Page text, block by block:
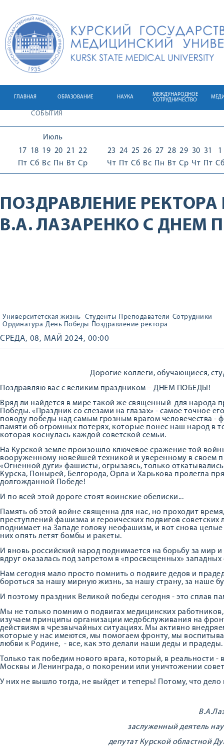
ГЛАВНАЯ ОБРАЗОВАНИЕ НАУКА
МЕЖДУНАРОДНОЕ
СОТРУДНИЧЕСТВО
СОБЫТИЯ
Июль
17
Пт
18
Сб
19
Вс
20
Пн
21
Вт
22
Ср
23
Чт
24
Пт
25
Сб
26
Вс
27
Пн
28
Вт
29
Ср
30
Чт
31
Пт
1
Сб
ПОЗДРАВЛЕНИЕ
В.А. ЛАЗАРЕНКО С ДНЕМ
Университетская жизнь Студенты Преподаватели Сотрудники
Ординатура День Победы Поздравление ректора
СРЕДА, 08, МАЙ 2024, 00:00
Дорогие коллеги, обучающиеся,
Поздравляю вас с великим праздником – ДНЕМ ПОБЕДЫ!
Вряд ли найдется в мире такой же священный для народа
Победы. «Праздник со слезами на глазах» - самое точное
поводу победы над самым грозным врагом человечества -
памяти об огромных потерях, которые понес наш народ в
которая коснулась каждой советской семьи.
На Курской земле произошло ключевое сражение той
вооруженному новейшей техникой и уверенному в своем
«Огненной дуги» фашисты, огрызаясь, только
Курска, Понырей, Белгорода, Орла и Харькова пролегла
долгожданной Победе!
И по всей этой дороге стоят воинские обелиски...
Память об этой войне священна для нас, но проходит
преступлений фашизма и героических подвигов
поднимает на Западе голову неофашизм, и вот снова
них опять летят бомбы и ракеты.
И вновь российский народ поднимается на борьбу за мир
вдруг оказалась под запретом в «просвещенных» западных
Нам сегодня мало просто помнить о подвиге дедов и
бороться за нашу мирную жизнь, за нашу страну, за наше
И поэтому праздник Великой победы сегодня - это сплав
Мы не только помним о подвигах медицинских
изучаем принципы организации медобслуживания на
действиям в чрезвычайных ситуациях. Мы активно
которые у нас имеются, мы помогаем фронту, мы
любви к Родине, - все, как это делали наши деды и прадеды.
Только так победим нового врага, который, в реальности
Москвы и Ленинграда, о покорении или уничтожении
У них не вышло тогда, не выйдет и теперь! Потому, что
заслуженный деятель
депутат Курской областной